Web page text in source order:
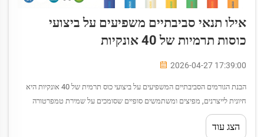
אילו תנאי סביבתיים משפיעים על ביצועי
כוסות תרמיות של 40 אונקיות
2026-04-27 17:39:00
הבנת הגורמים הסביבתיים המשפיעים על ביצועי כוס תרמית של 40 אונקיות היא
חיונית לייצרנים, מפיצים ומשתמשים סופיים שסומכים על שמירת טמפרטורה
אמינה ועל עמידות בסביבות מגוונות. כוסות תרמיות בעלות נפח גדול זה...
הצג עוד